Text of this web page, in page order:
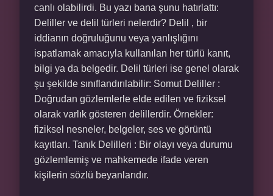
canlı olabilirdi. Bu yazı bana şunu hatırlattı:
Deliller ve delil türleri nelerdir? Delil , bir
iddianın doğruluğunu veya yanlışlığını
ispatlamak amacıyla kullanılan her türlü kanıt,
bilgi ya da belgedir. Delil türleri ise genel olarak
şu şekilde sınıflandırılabilir: Somut Deliller :
Doğrudan gözlemlerle elde edilen ve fiziksel
olarak varlık gösteren delillerdir. Örnekler:
fiziksel nesneler, belgeler, ses ve görüntü
kayıtları. Tanık Delilleri : Bir olayı veya durumu
gözlemlemiş ve mahkemede ifade veren
kişilerin sözlü beyanlarıdır.